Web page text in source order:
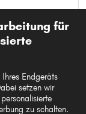
für
Endgeräts
setzen wir
zu schalten.